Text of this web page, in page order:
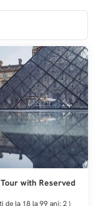
featuring
and digital
Private
and hair dryers.
well as phones with
in and take
limited hours).
reception, held
drink at the
on weekdays
from 7:00 AM to
in, express check-
with Reserved
de la 18 la 99 ani: 2)